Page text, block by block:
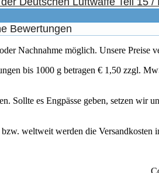
Bewertungen
Nachnahme möglich. Unsere
bis 1000 g betragen € 1,50 zzgl.
Sollte es Engpässe geben, setzen wir
weltweit werden die Versandkosten